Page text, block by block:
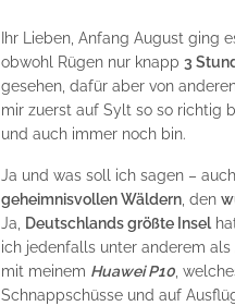
Ihr Lieben, Anfang August ging
obwohl Rügen nur knapp 3
gesehen, dafür aber von
mir zuerst auf Sylt so so richtig
und auch immer noch bin.
Ja und was soll ich sagen –
geheimnisvollen Wäldern, den
Ja, Deutschlands größte Insel
ich jedenfalls unter anderem
mit meinem Huawei P10,
Schnappschüsse und auf